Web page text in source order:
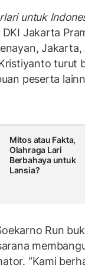
untuk
Jakarta
turut
peserta
Mitos atau Fakta,
Olahraga Lari
Berbahaya untuk
Lansia?
Run
“Kami